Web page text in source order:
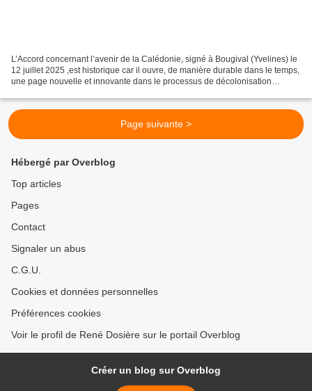
L’Accord concernant l’avenir de la Calédonie, signé à Bougival (Yvelines) le
12 juillet 2025 ,est historique car il ouvre, de manière durable dans le temps,
une page nouvelle et innovante dans le processus de décolonisation
Page suivante >
Hébergé par Overblog
Top articles
Pages
Contact
Signaler un abus
C.G.U.
Cookies et données personnelles
Préférences cookies
Voir le profil de René Dosière sur le portail Overblog
Créer un blog sur Overblog